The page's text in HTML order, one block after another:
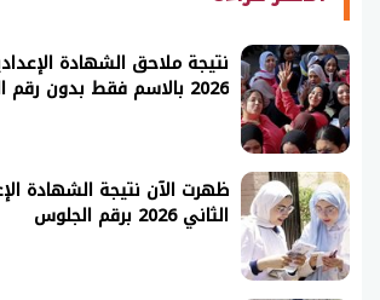
نتيجة ملاحق الشهادة
2026 بالاسم فقط بدون رقم الجلوس
ظهرت الآن نتيجة الشهادة
الثاني 2026 برقم الجلوس